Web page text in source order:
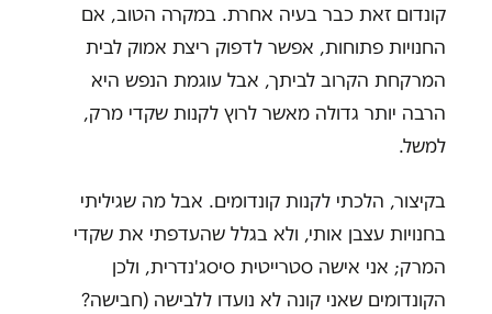
קונדום זאת כבר בעיה אחרת. במקרה הטוב, אם
החנויות פתוחות, אפשר לדפוק ריצת אמוק לבית
המרקחת הקרוב לביתך, אבל עוגמת הנפש היא
הרבה יותר גדולה מאשר לרוץ לקנות שקדי מרק,
למשל.
בקיצור, הלכתי לקנות קונדומים. אבל מה שגיליתי
בחנויות עצבן אותי, ולא בגלל שהעדפתי את שקדי
המרק; אני אישה סטרייטית סיסג'נדרית, ולכן
הקונדומים שאני קונה לא נועדו ללבישה (חבישה?